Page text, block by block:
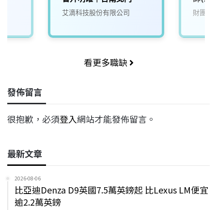
艾滴科技股份有限公司 財團法
看更多職缺
發佈留言
很抱歉，必須登入網站才能發佈留言。
最新文章
2026-08-06
比亞迪Denza D9英國7.5萬英鎊起 比Lexus LM便宜
逾2.2萬英鎊